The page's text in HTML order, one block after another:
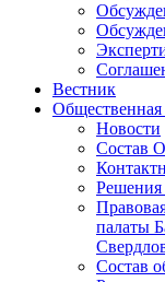
Вестник
Общественная
Новости
Состав
Решения
палаты
Состав